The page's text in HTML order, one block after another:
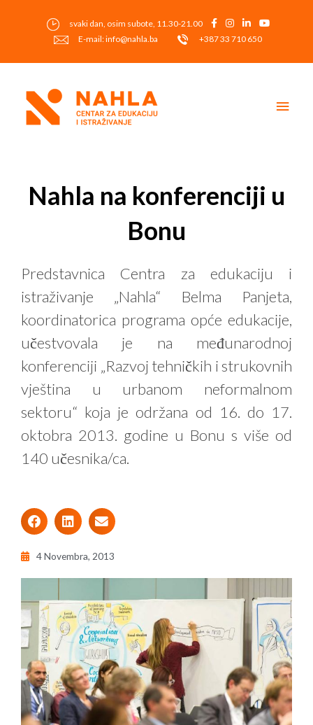
svaki dan, osim subote, 11.30-21.00
E-mail: info@nahla.ba
+387 33 710 650
Nahla na konferenciji u
Bonu
Predstavnica Centra za edukaciju i
istraživanje „Nahla“ Belma Panjeta,
koordinatorica programa opće edukacije,
učestvovala je na međunarodnoj
konferenciji „Razvoj tehničkih i strukovnih
vještina u urbanom neformalnom
sektoru“ koja je održana od 16. do 17.
oktobra 2013. godine u Bonu s više od
140 učesnika/ca.
4 Novembra, 2013